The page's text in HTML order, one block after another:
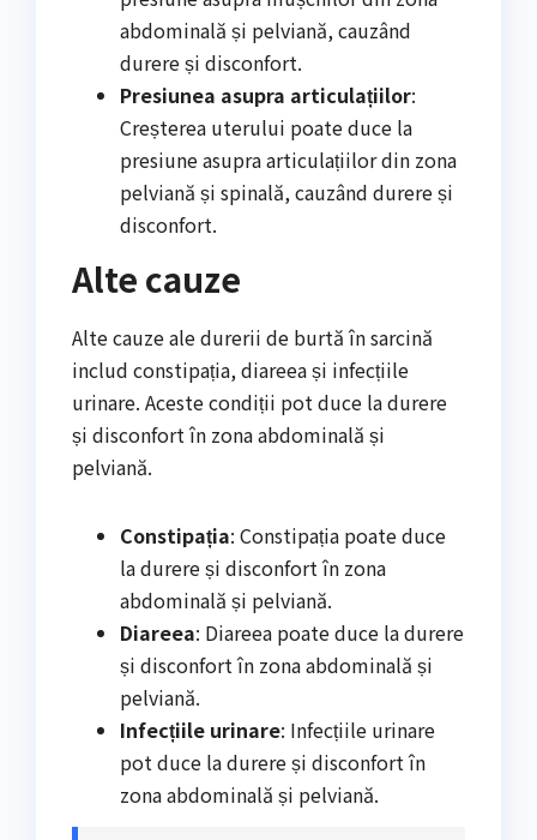
abdominală și pelviană, cauzând
durere și disconfort.
Presiunea asupra articulațiilor:
Creșterea uterului poate duce la
presiune asupra articulațiilor din zona
pelviană și spinală, cauzând durere și
disconfort.
Alte cauze
Alte cauze ale durerii de burtă în sarcină
includ constipația, diareea și infecțiile
urinare. Aceste condiții pot duce la durere
și disconfort în zona abdominală și
pelviană.
Constipația: Constipația poate duce
la durere și disconfort în zona
abdominală și pelviană.
Diareea: Diareea poate duce la durere
și disconfort în zona abdominală și
pelviană.
Infecțiile urinare: Infecțiile urinare
pot duce la durere și disconfort în
zona abdominală și pelviană.